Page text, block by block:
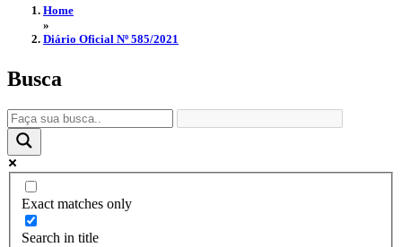
Home
»
Diário Oficial Nº 585/2021
Busca
Exact matches only
Search in title